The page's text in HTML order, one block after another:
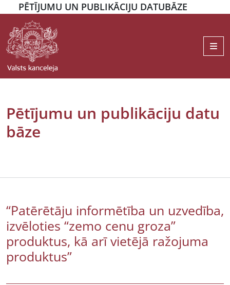
PĒTĪJUMU UN PUBLIKĀCIJU DATUBĀZE
Pētījumu un publikāciju datu
bāze
“Patērētāju informētība un uzvedība,
izvēloties “zemo cenu groza”
produktus, kā arī vietējā ražojuma
produktus”